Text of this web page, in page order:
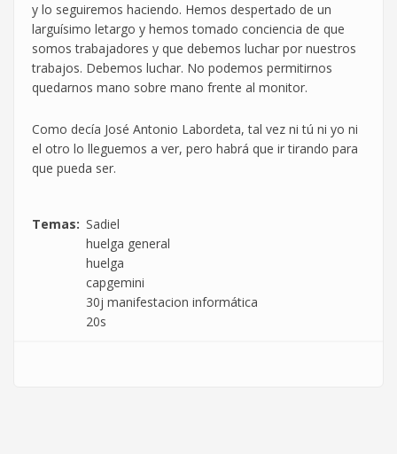
y lo seguiremos haciendo. Hemos despertado de un
larguísimo letargo y hemos tomado conciencia de que
somos trabajadores y que debemos luchar por nuestros
trabajos. Debemos luchar. No podemos permitirnos
quedarnos mano sobre mano frente al monitor.
Como decía José Antonio Labordeta, tal vez ni tú ni yo ni
el otro lo lleguemos a ver, pero habrá que ir tirando para
que pueda ser.
Temas
Sadiel
huelga general
huelga
capgemini
30j manifestacion informática
20s